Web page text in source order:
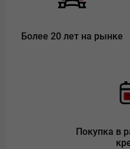
Более 20 лет на рынке
Покупка в